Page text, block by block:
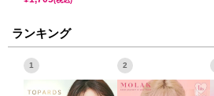
ランキング
1 2